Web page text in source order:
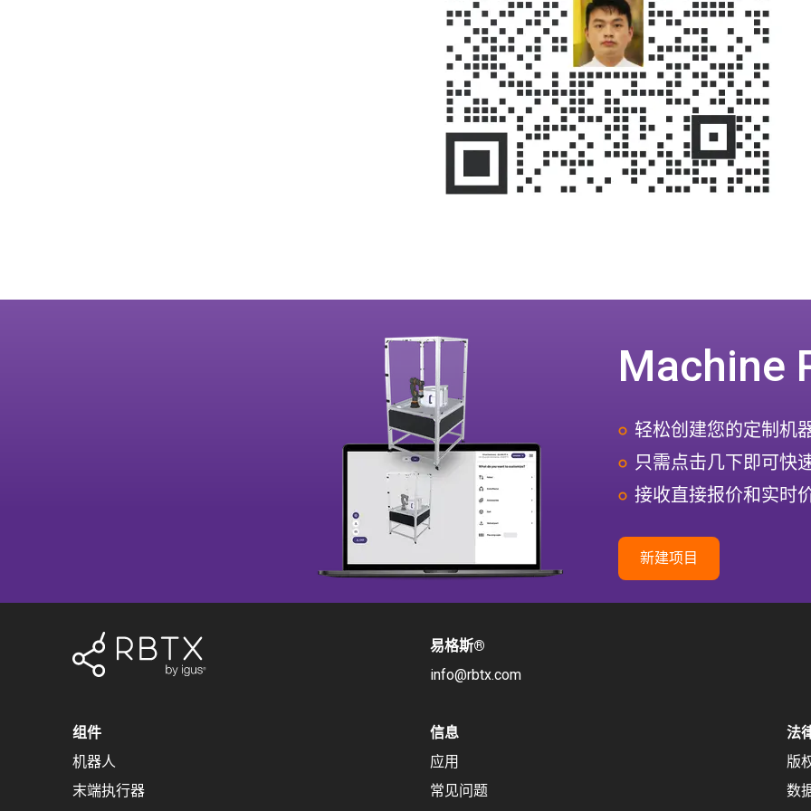
Machine
轻松创建您的定制机
只需点击几下即可快
接收直接报价和实时
新建项目
易格斯®
info@rbtx.com
组件
机器人
末端执行器
信息
应用
常见问题
法
版
数